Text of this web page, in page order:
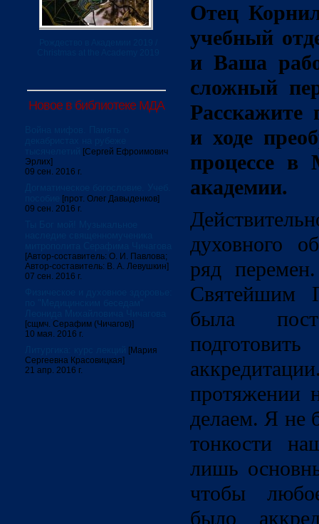
Новое в библиотеке МДА
[Сергей Ефроимович
Эрлих]
09 сен. 2016 г.
[прот. Олег Давыденков]
09 сен. 2016 г.
[Автор-составитель: О. И. Павлова;
Автор-составитель: В. А. Левушкин]
07 сен. 2016 г.
[сщмч. Серафим (Чичагов)]
10 мая. 2016 г.
[Мария
Сергеевна Красовицкая]
21 апр. 2016 г.
Отец
учебный
и Ваша
сложный
Расскажите
и ходе
процессе в
академии.
духовного
ряд
Святейшим
была
протяжении
делаем. Я не
тонкости
лишь
чтобы
было